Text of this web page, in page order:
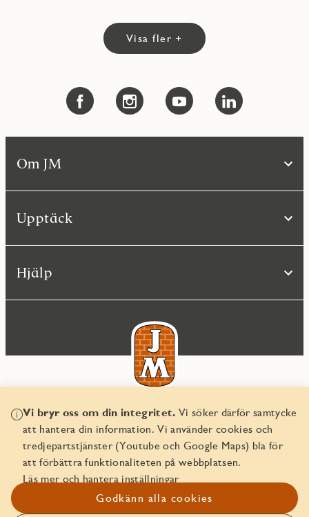
Visa fler +
Vi bryr oss om din integritet. Vi söker därför samtycke
att hantera din information. Vi använder cookies och
tredjepartstjänster (Youtube och Google Maps) bla för
att förbättra funktionaliteten på webbplatsen.
Läs mer och hantera inställningar
Godkänn alla cookies
Om JM
Upptäck
Hjälp
© JM AB 2026
Organisationsnummer 556045-2103